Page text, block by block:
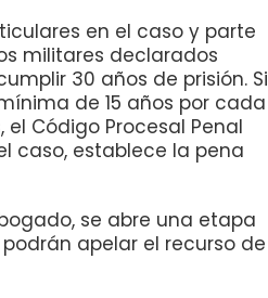
en el caso y parte
militares declarados
30 años de prisión. Si
de 15 años por cada
Código Procesal Penal
caso, establece la pena
se abre una etapa
apelar el recurso de